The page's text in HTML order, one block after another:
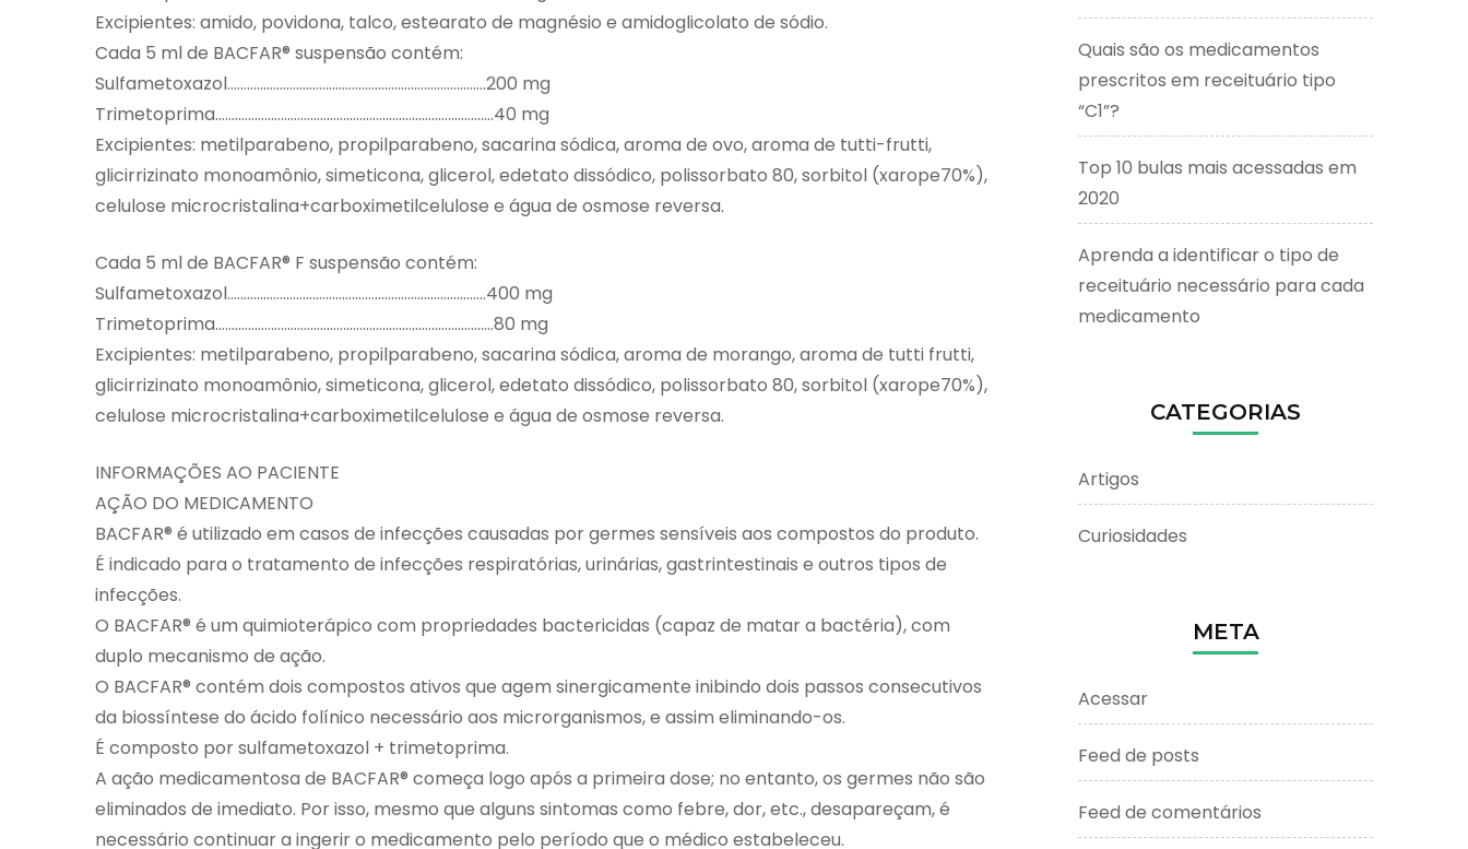
Excipientes: amido, povidona, talco, estearato de magnésio e amidoglicolato de sódio.
Cada 5 ml de BACFAR® suspensão contém:
Sulfametoxazol…………………………………………………………………….200 mg
Trimetoprima………………………………………………………………………….40 mg
Excipientes: metilparabeno, propilparabeno, sacarina sódica, aroma de ovo, aroma de tutti-frutti,
glicirrizinato monoamônio, simeticona, glicerol, edetato dissódico, polissorbato 80, sorbitol (xarope70%),
celulose microcristalina+carboximetilcelulose e água de osmose reversa.
Cada 5 ml de BACFAR® F suspensão contém:
Sulfametoxazol…………………………………………………………………….400 mg
Trimetoprima………………………………………………………………………….80 mg
Excipientes: metilparabeno, propilparabeno, sacarina sódica, aroma de morango, aroma de tutti frutti,
glicirrizinato monoamônio, simeticona, glicerol, edetato dissódico, polissorbato 80, sorbitol (xarope70%),
celulose microcristalina+carboximetilcelulose e água de osmose reversa.
INFORMAÇÕES AO PACIENTE
AÇÃO DO MEDICAMENTO
BACFAR® é utilizado em casos de infecções causadas por germes sensíveis aos compostos do produto.
É indicado para o tratamento de infecções respiratórias, urinárias, gastrintestinais e outros tipos de
infecções.
O BACFAR® é um quimioterápico com propriedades bactericidas (capaz de matar a bactéria), com
duplo mecanismo de ação.
O BACFAR® contém dois compostos ativos que agem sinergicamente inibindo dois passos consecutivos
da biossíntese do ácido folínico necessário aos microrganismos, e assim eliminando-os.
É composto por sulfametoxazol + trimetoprima.
A ação medicamentosa de BACFAR® começa logo após a primeira dose; no entanto, os germes não são
eliminados de imediato. Por isso, mesmo que alguns sintomas como febre, dor, etc., desapareçam, é
necessário continuar a ingerir o medicamento pelo período que o médico estabeleceu.
Quais são os medicamentos
prescritos em receituário tipo
“C1”?
Top 10 bulas mais acessadas em
2020
Aprenda a identificar o tipo de
receituário necessário para cada
medicamento
CATEGORIAS
Artigos
Curiosidades
META
Acessar
Feed de posts
Feed de comentários